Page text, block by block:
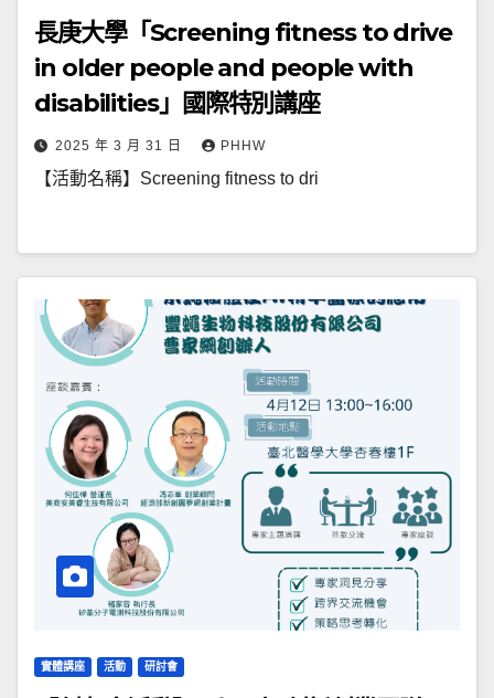
長庚大學「Screening fitness to drive
in older people and people with
disabilities」國際特別講座
2025 年 3 月 31 日 PHHW
【活動名稱】Screening fitness to dri
實體講座 活動 研討會